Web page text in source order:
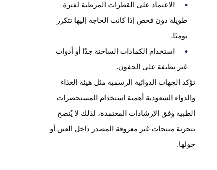
الاعتماد على القطرات المرطبة لفترة
طويلة دون فحص إذا كانت الحاجة إليها تتكرر
يوميًا.
استخدام الكمادات الساخنة جدًا أو أدوات
غير نظيفة على الجفون.
تؤكد الجهات الدوائية الرسمية مثل هيئة الغذاء
والدواء السعودية أهمية استخدام المستحضرات
الطبية وفق الإرشادات المعتمدة، لذلك لا يُنصح
بتجربة منتجات غير معروفة المصدر داخل العين أو
حولها.